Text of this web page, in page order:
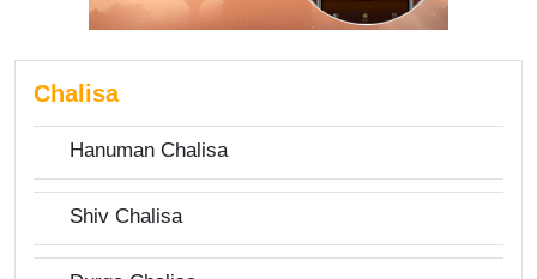
Chalisa
Hanuman Chalisa
Shiv Chalisa